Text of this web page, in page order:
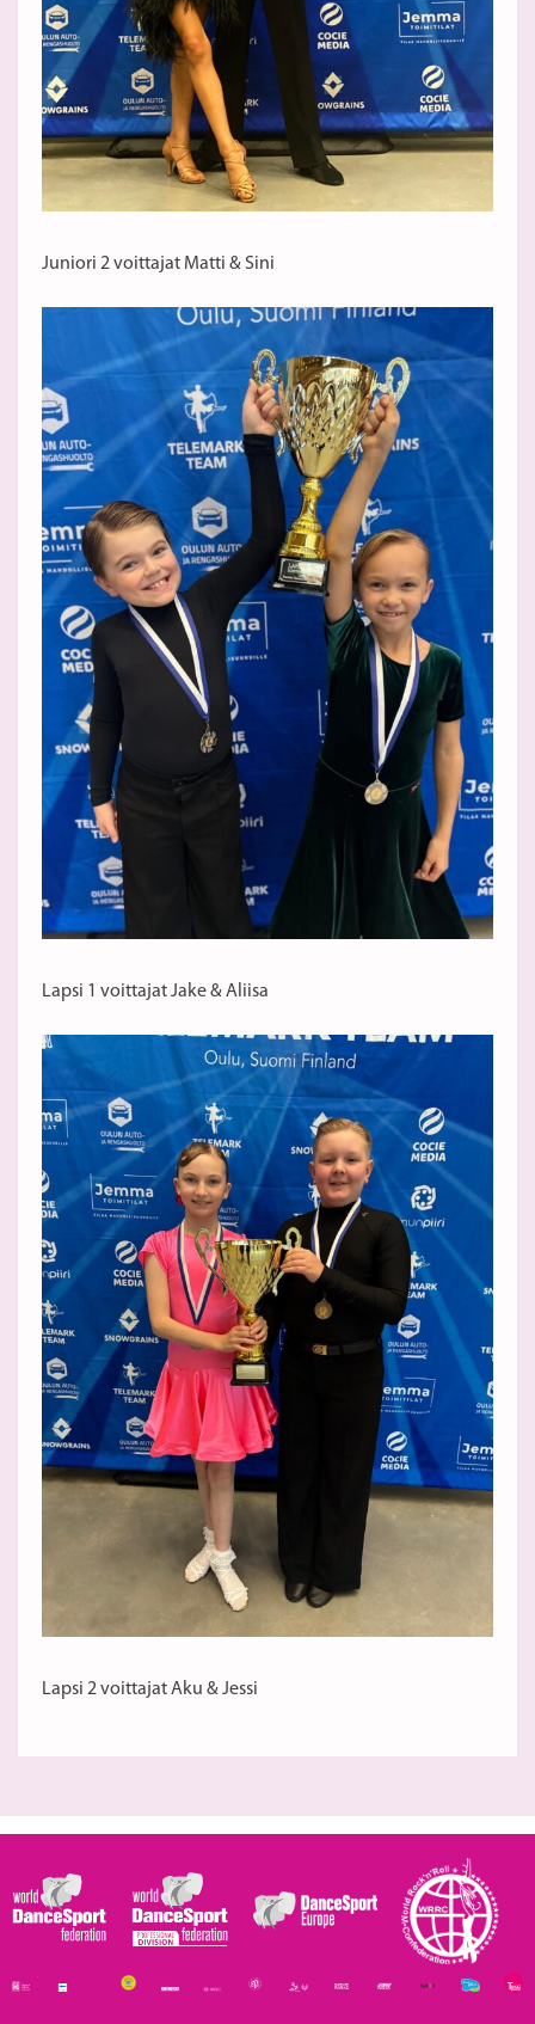
Juniori 2 voittajat Matti & Sini
Lapsi 1 voittajat Jake & Aliisa
Lapsi 2 voittajat Aku & Jessi